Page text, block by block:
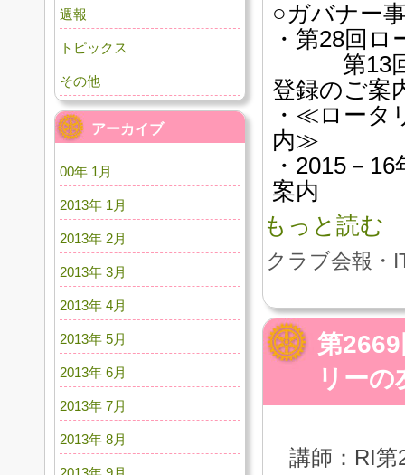
○ガバナー
・第28回
第13回ア
登録のご案
・≪ロータ
内≫
・2015－
案内
もっと読む
クラブ会報・
第
リーの
講師：RI
週報
トピックス
その他
アーカイブ
00年 1月
2013年 1月
2013年 2月
2013年 3月
2013年 4月
2013年 5月
2013年 6月
2013年 7月
2013年 8月